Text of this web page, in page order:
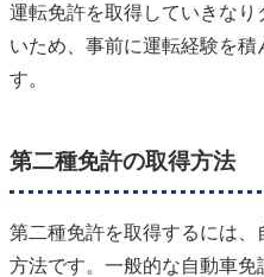
運転免許を取得していきな
いため、事前に運転経験を
す。
第二種免許の取得方法
第二種免許を取得するには
方法です。一般的な自動車